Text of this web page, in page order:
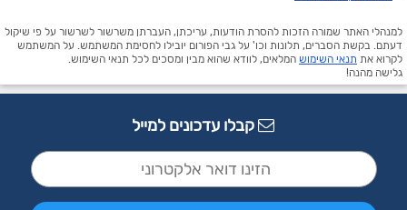
למנהלי האתר שמורה הזכות להסרת הודעות, עריכתן, העברתן משרשור לשרשור על פי שיקול
דעתם. בקשת הסברים, תלונות וכו' על גבי הפורום יובילו לחסימת המשתמש. על המשתמש
לקרוא את תנאי השימוש המלאים, לוודא שהוא מבין ומסכים לכל תנאי השימוש.
גלישה מהנה!
קבלו עדכונים למייל